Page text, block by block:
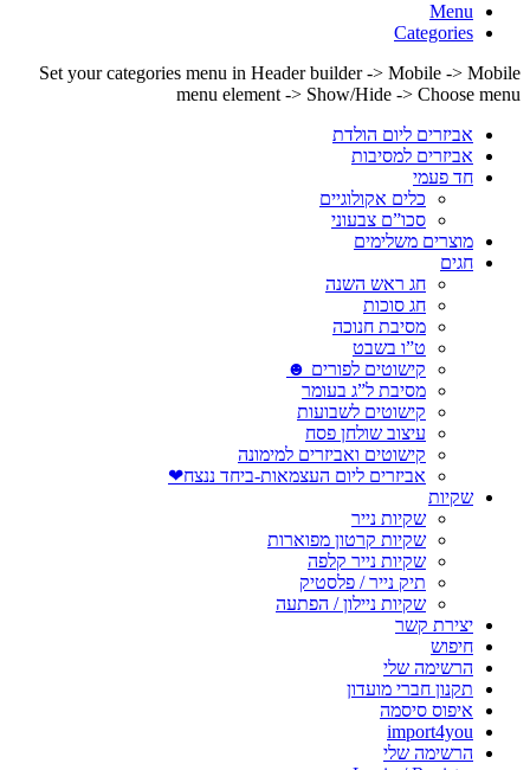
Menu
Categories
Set your categories menu in Header builder -> Mobile -> Mobile
menu element -> Show/Hide -> Choose menu
אביזרים ליום הולדת
אביזרים למסיבות
חד פעמי
כלים אקולוגיים
סכו”ם צבעוני
מוצרים משלימים
חגים
חג ראש השנה
חג סוכות
מסיבת חנוכה
ט”ו בשבט
קישוטים לפורים ☻
מסיבת ל”ג בעומר
קישוטים לשבועות
עיצוב שולחן פסח
קישוטים ואביזרים למימונה
אביזרים ליום העצמאות-ביחד ננצח❤
שקיות
שקיות נייר
שקיות קרטון מפוארות
שקיות נייר קלפה
תיק נייר / פלסטיק
שקיות ניילון / הפתעה
יצירת קשר
חיפוש
הרשימה שלי
תקנון חברי מועדון
איפוס סיסמה
import4you
הרשימה שלי